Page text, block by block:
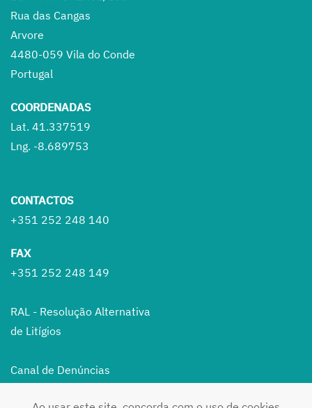
Rua das Cangas
Arvore
4480-059 Vila do Conde
Portugal
COORDENADAS
Lat. 41.337519
Lng. -8.689753
CONTACTOS
+351 252 248 140
FAX
+351 252 248 149
RAL - Resolução Alternativa
de Litígios
Canal de Denúncias